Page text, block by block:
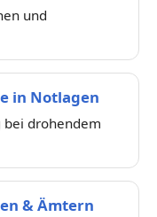
und
in Notlagen
bei drohendem
& Ämtern